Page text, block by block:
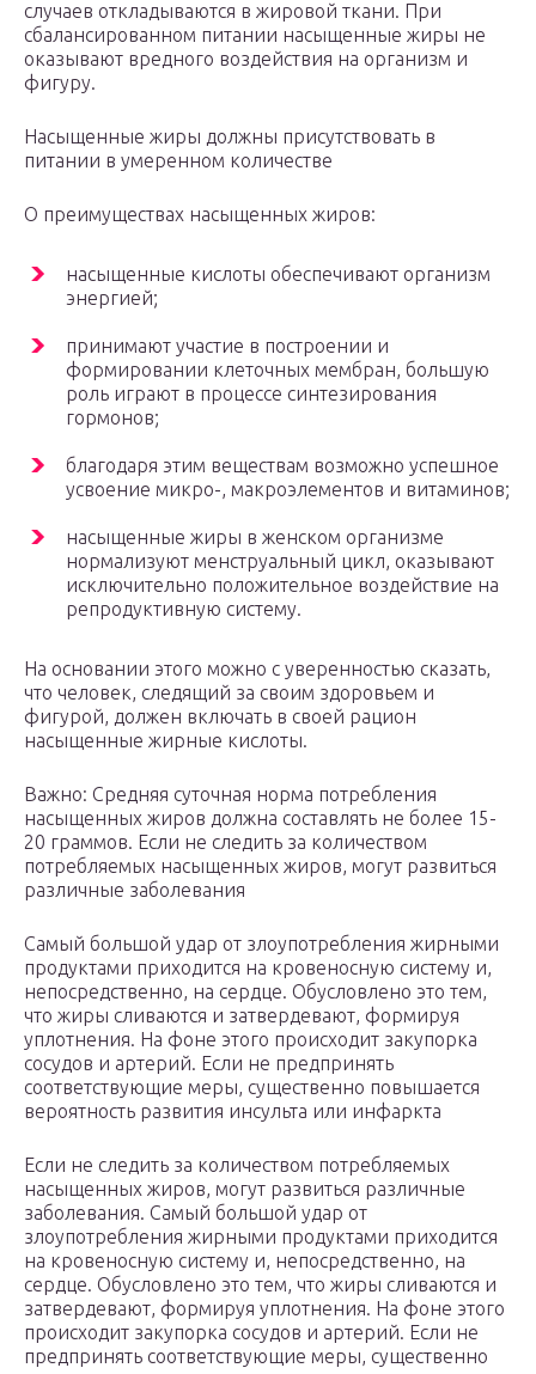
случаев откладываются в жировой ткани. При
сбалансированном питании насыщенные жиры не
оказывают вредного воздействия на организм и
фигуру.
Насыщенные жиры должны присутствовать в
питании в умеренном количестве
О преимуществах насыщенных жиров:
насыщенные кислоты обеспечивают организм
энергией;
принимают участие в построении и
формировании клеточных мембран, большую
роль играют в процессе синтезирования
гормонов;
благодаря этим веществам возможно успешное
усвоение микро-, макроэлементов и витаминов;
насыщенные жиры в женском организме
нормализуют менструальный цикл, оказывают
исключительно положительное воздействие на
репродуктивную систему.
На основании этого можно с уверенностью сказать,
что человек, следящий за своим здоровьем и
фигурой, должен включать в своей рацион
насыщенные жирные кислоты.
Важно: Средняя суточная норма потребления
насыщенных жиров должна составлять не более 15-
20 граммов. Если не следить за количеством
потребляемых насыщенных жиров, могут развиться
различные заболевания
Самый большой удар от злоупотребления жирными
продуктами приходится на кровеносную систему и,
непосредственно, на сердце. Обусловлено это тем,
что жиры сливаются и затвердевают, формируя
уплотнения. На фоне этого происходит закупорка
сосудов и артерий. Если не предпринять
соответствующие меры, существенно повышается
вероятность развития инсульта или инфаркта
Если не следить за количеством потребляемых
насыщенных жиров, могут развиться различные
заболевания. Самый большой удар от
злоупотребления жирными продуктами приходится
на кровеносную систему и, непосредственно, на
сердце. Обусловлено это тем, что жиры сливаются и
затвердевают, формируя уплотнения. На фоне этого
происходит закупорка сосудов и артерий. Если не
предпринять соответствующие меры, существенно